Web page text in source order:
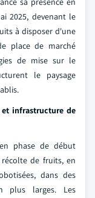
2025, devenant le
à disposer d'une
place de marché
de mise sur le
le paysage
infrastructure de
phase de début
de fruits, en
dans des
plus larges. Les